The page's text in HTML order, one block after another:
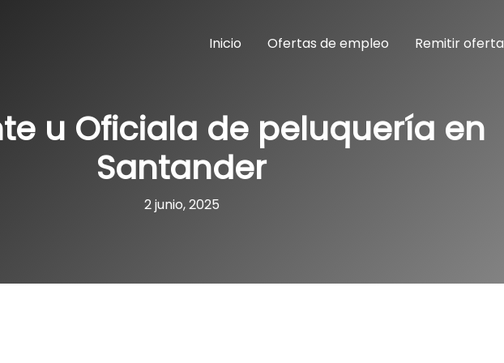
Inicio Ofertas de empleo Remitir oferta
u Oficiala de peluquería en
Santander
2 junio, 2025